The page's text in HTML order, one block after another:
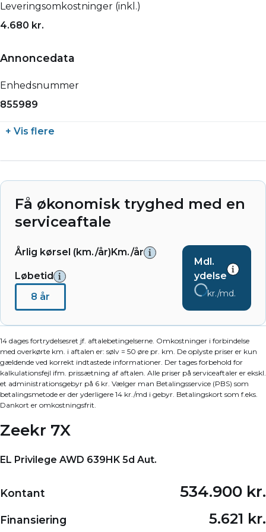
Leveringsomkostninger (inkl.)
4.680 kr.
Annoncedata
Enhedsnummer
855989
+ Vis flere
Få økonomisk tryghed med en
serviceaftale
Årlig kørsel (km./år)Km./år
Løbetid
8 år
Mdl.
ydelse
kr./md.
14 dages fortrydelsesret jf. aftalebetingelserne. Omkostninger i forbindelse
med overkørte km. i aftalen er: sølv = 50 øre pr. km. De oplyste priser er kun
gældende ved korrekt indtastede informationer. Der tages forbehold for
kalkulationsfejl ifm. prissætning af aftalen. Alle priser på serviceaftaler er ekskl.
et administrationsgebyr på 6 kr. Vælger man Betalingsservice (PBS) som
betalingsmetode er der yderligere 14 kr./md i gebyr. Betalingskort som f.eks.
Dankort er omkostningsfrit.
Zeekr 7X
EL Privilege AWD 639HK 5d Aut.
Kontant 534.900 kr.
Finansiering 5.621 kr.